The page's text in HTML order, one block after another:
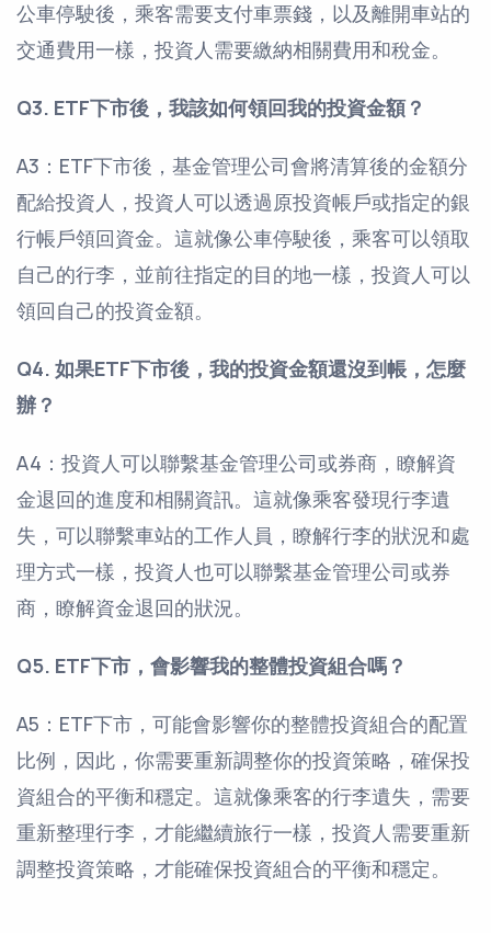
公車停駛後，乘客需要支付車票錢，以及離開車站的
交通費用一樣，投資人需要繳納相關費用和稅金。
Q3. ETF下市後，我該如何領回我的投資金額？
A3：ETF下市後，基金管理公司會將清算後的金額分
配給投資人，投資人可以透過原投資帳戶或指定的銀
行帳戶領回資金。這就像公車停駛後，乘客可以領取
自己的行李，並前往指定的目的地一樣，投資人可以
領回自己的投資金額。
Q4. 如果ETF下市後，我的投資金額還沒到帳，怎麼
辦？
A4：投資人可以聯繫基金管理公司或券商，瞭解資
金退回的進度和相關資訊。這就像乘客發現行李遺
失，可以聯繫車站的工作人員，瞭解行李的狀況和處
理方式一樣，投資人也可以聯繫基金管理公司或券
商，瞭解資金退回的狀況。
Q5. ETF下市，會影響我的整體投資組合嗎？
A5：ETF下市，可能會影響你的整體投資組合的配置
比例，因此，你需要重新調整你的投資策略，確保投
資組合的平衡和穩定。這就像乘客的行李遺失，需要
重新整理行李，才能繼續旅行一樣，投資人需要重新
調整投資策略，才能確保投資組合的平衡和穩定。